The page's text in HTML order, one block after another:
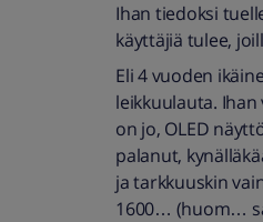
Ihan tiedoksi
käyttäjiä tulee,
Eli 4 vuoden
leikkuulauta.
on jo, OLED
palanut,
ja tarkkuuskin
1600… (huom…